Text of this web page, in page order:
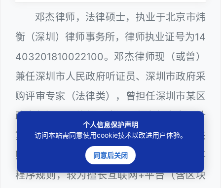
邓杰律师，法律硕士，执业于北京市炜
衡（深圳）律师事务所，律师执业证号为14
403201810022100。邓杰律师现（或曾）
兼任深圳市人民政府听证员、深圳市政府采
购评审专家（法律类），曾担任深圳市某区
政府部门公职律师、建设工程定标专家、计
算机信息网络安全员，在建筑工务、政府采
购等政府系统工作多年，十分熟悉政府办事
程序规则，较为擅长互联网+平台（含区块
个人信息保护声明
访问本站需同意使用cookie技术以改进用户体验。
同意后关闭